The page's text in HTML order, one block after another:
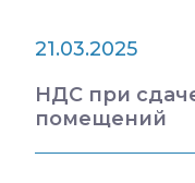
21.03.2025
НДС при
помещений